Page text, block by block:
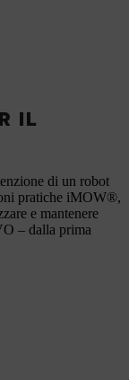
IL
di un robot
pratiche iMOW®,
e mantenere
– dalla prima